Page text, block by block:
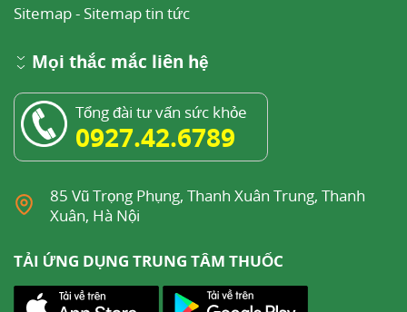
Sitemap- Sitemap tin tức
Mọi thắc mắc liên hệ
Tổng đài tư vấn sức khỏe
0927.42.6789
85 Vũ Trọng Phụng, Thanh Xuân Trung, Thanh
Xuân, Hà Nội
TẢI ỨNG DỤNG TRUNG TÂM THUỐC